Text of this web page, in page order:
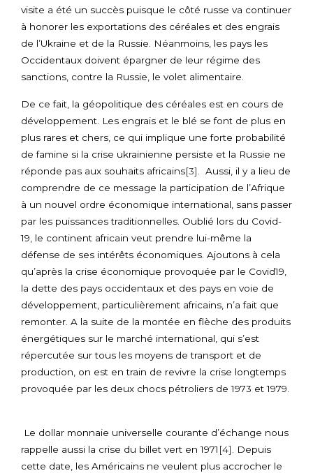
visite a été un succès puisque le côté russe va continuer
à honorer les exportations des céréales et des engrais
de l’Ukraine et de la Russie. Néanmoins, les pays les
Occidentaux doivent épargner de leur régime des
sanctions, contre la Russie, le volet alimentaire.
De ce fait, la géopolitique des céréales est en cours de
développement. Les engrais et le blé se font de plus en
plus rares et chers, ce qui implique une forte probabilité
de famine si la crise ukrainienne persiste et la Russie ne
réponde pas aux souhaits africains[3]. Aussi, il y a lieu de
comprendre de ce message la participation de l’Afrique
à un nouvel ordre économique international, sans passer
par les puissances traditionnelles. Oublié lors du Covid-
19, le continent africain veut prendre lui-même la
défense de ses intérêts économiques. Ajoutons à cela
qu’après la crise économique provoquée par le Covid19,
la dette des pays occidentaux et des pays en voie de
développement, particulièrement africains, n’a fait que
remonter. A la suite de la montée en flèche des produits
énergétiques sur le marché international, qui s’est
répercutée sur tous les moyens de transport et de
production, on est en train de revivre la crise longtemps
provoquée par les deux chocs pétroliers de 1973 et 1979.
Le dollar monnaie universelle courante d’échange nous
rappelle aussi la crise du billet vert en 1971 [4]. Depuis
cette date, les Américains ne veulent plus accrocher le